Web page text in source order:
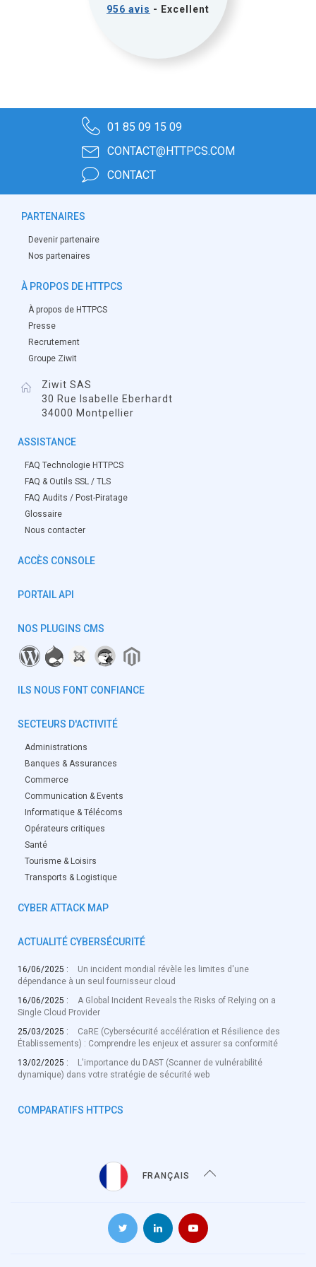
956 avis - Excellent
01 85 09 15 09
CONTACT@HTTPCS.COM
CONTACT
PARTENAIRES
Devenir partenaire
Nos partenaires
À PROPOS DE HTTPCS
À propos de HTTPCS
Presse
Recrutement
Groupe Ziwit
Ziwit SAS
30 Rue Isabelle Eberhardt
34000 Montpellier
ASSISTANCE
FAQ Technologie HTTPCS
FAQ & Outils SSL / TLS
FAQ Audits / Post-Piratage
Glossaire
Nous contacter
ACCÈS CONSOLE
PORTAIL API
NOS PLUGINS CMS
ILS NOUS FONT CONFIANCE
SECTEURS D'ACTIVITÉ
Administrations
Banques & Assurances
Commerce
Communication & Events
Informatique & Télécoms
Opérateurs critiques
Santé
Tourisme & Loisirs
Transports & Logistique
CYBER ATTACK MAP
ACTUALITÉ CYBERSÉCURITÉ
16/06/2025 :
Un incident mondial révèle les limites d'une
dépendance à un seul fournisseur cloud
16/06/2025 :
A Global Incident Reveals the Risks of Relying on a
Single Cloud Provider
25/03/2025 :
CaRE (Cybersécurité accélération et Résilience des
Établissements) : Comprendre les enjeux et assurer sa conformité
13/02/2025 :
L'importance du DAST (Scanner de vulnérabilité
dynamique) dans votre stratégie de sécurité web
COMPARATIFS HTTPCS
FRANÇAIS